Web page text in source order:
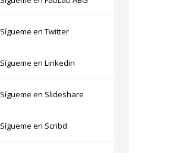
Sígueme en Twitter
Sígueme en Linkedin
Sígueme en Slideshare
Sígueme en Scribd